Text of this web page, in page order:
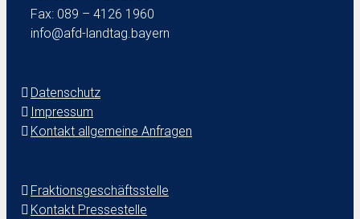
Fax: 089 – 4126 1960
info@afd-landtag.bayern
Datenschutz
Impressum
Kontakt allgemeine Anfragen
Fraktionsgeschäftsstelle
Kontakt Pressestelle